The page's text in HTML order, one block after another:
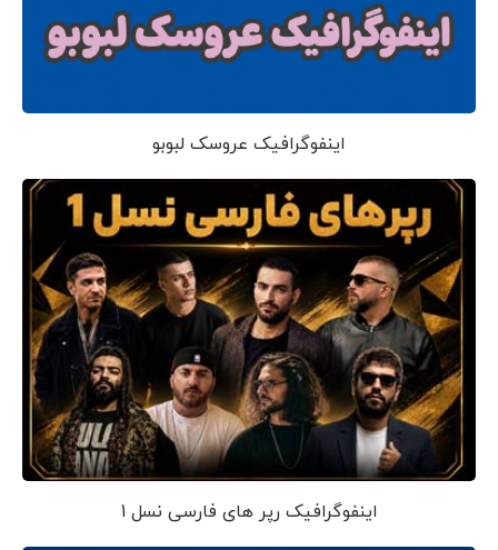
اینفوگرافیک عروسک لبوبو
اینفوگرافیک رپر های فارسی نسل 1